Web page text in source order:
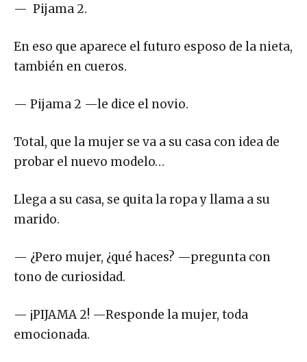
— Pijama 2.
En eso que aparece el futuro esposo de la nieta,
también en cueros.
— Pijama 2 —le dice el novio.
Total, que la mujer se va a su casa con idea de
probar el nuevo modelo…
Llega a su casa, se quita la ropa y llama a su
marido.
— ¿Pero mujer, ¿qué haces? —pregunta con
tono de curiosidad.
— ¡PIJAMA 2! —Responde la mujer, toda
emocionada.